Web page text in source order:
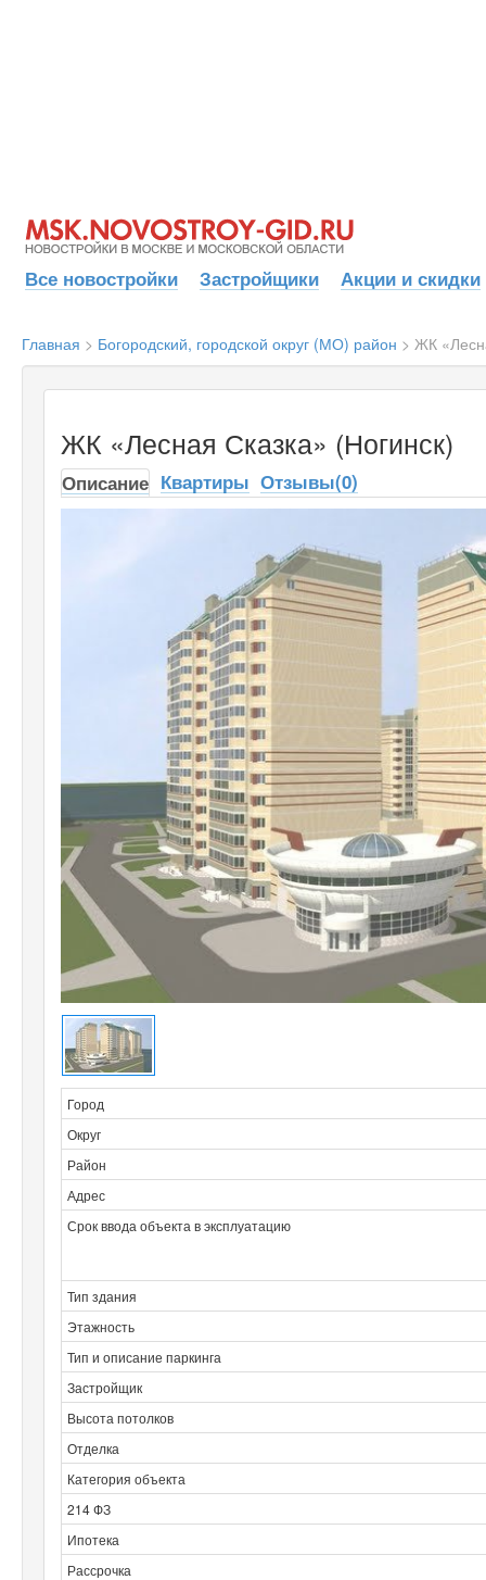
Все новостройки Застройщики Акции и скидки
Главная > Богородский, городской округ (МО) район > ЖК
ЖК «Лесная Сказка» (Ногинск)
Описание Квартиры Отзывы(0)
Город
Округ
Район
Адрес
Срок ввода объекта в эксплуатацию
Тип здания
Этажность
Тип и описание паркинга
Застройщик
Высота потолков
Отделка
Категория объекта
214 ФЗ
Ипотека
Рассрочка